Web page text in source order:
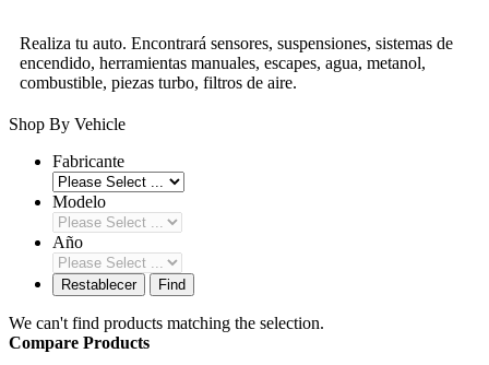
Realiza tu auto. Encontrará sensores, suspensiones, sistemas de
encendido, herramientas manuales, escapes, agua, metanol,
combustible, piezas turbo, filtros de aire.
Shop By Vehicle
Fabricante
Modelo
Año
Restablecer Find
We can't find products matching the selection.
Compare Products